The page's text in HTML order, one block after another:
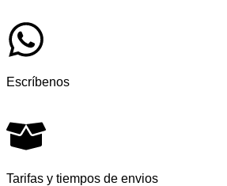
Escríbenos
Tarifas y tiempos de envios